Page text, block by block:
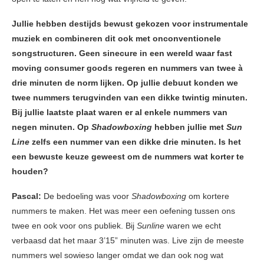
Jullie hebben destijds bewust gekozen voor instrumentale
muziek en combineren dit ook met onconventionele
songstructuren. Geen sinecure in een wereld waar fast
moving consumer goods regeren en nummers van twee à
drie minuten de norm lijken. Op jullie debuut konden we
twee nummers terugvinden van een dikke twintig minuten.
Bij jullie laatste plaat waren er al enkele nummers van
negen minuten. Op Shadowboxing hebben jullie met Sun
Line zelfs een nummer van een dikke drie minuten. Is het
een bewuste keuze geweest om de nummers wat korter te
houden?
Pascal: De bedoeling was voor Shadowboxing om kortere
nummers te maken. Het was meer een oefening tussen ons
twee en ook voor ons publiek. Bij Sunline waren we echt
verbaasd dat het maar 3’15” minuten was. Live zijn de meeste
nummers wel sowieso langer omdat we dan ook nog wat